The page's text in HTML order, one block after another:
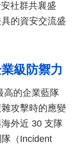
社群共襄盛
的資安交流盛
級防禦力
高的企業藍隊
攻擊時的應變
外近 30 支隊
（Incident